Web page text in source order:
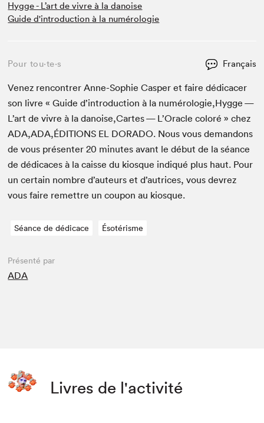
Hygge - L’art de vivre à la danoise
Guide d'introduction à la numérologie
Pour tou⋅te⋅s Français
Venez ren­con­tr­er Anne-Sophie Casper et faire dédi­cac­er
son livre « Guide d’in­tro­duc­tion à la numérologie,Hygge —
L’art de vivre à la danoise,Cartes — L’Oracle col­oré » chez
ADA,ADA,ÉDITIONS EL DORA­DO. Nous vous deman­dons
de vous présen­ter20 min­utes avant le début de la séance
de dédi­caces à la caisse du kiosque indiqué plus haut. Pour
un cer­tain nom­bre d’auteurs et d’autrices, vous devrez
vous faire remet­tre un coupon au kiosque.
Séance de dédicace Ésotérisme
Présenté par
ADA
Livres de l'activité